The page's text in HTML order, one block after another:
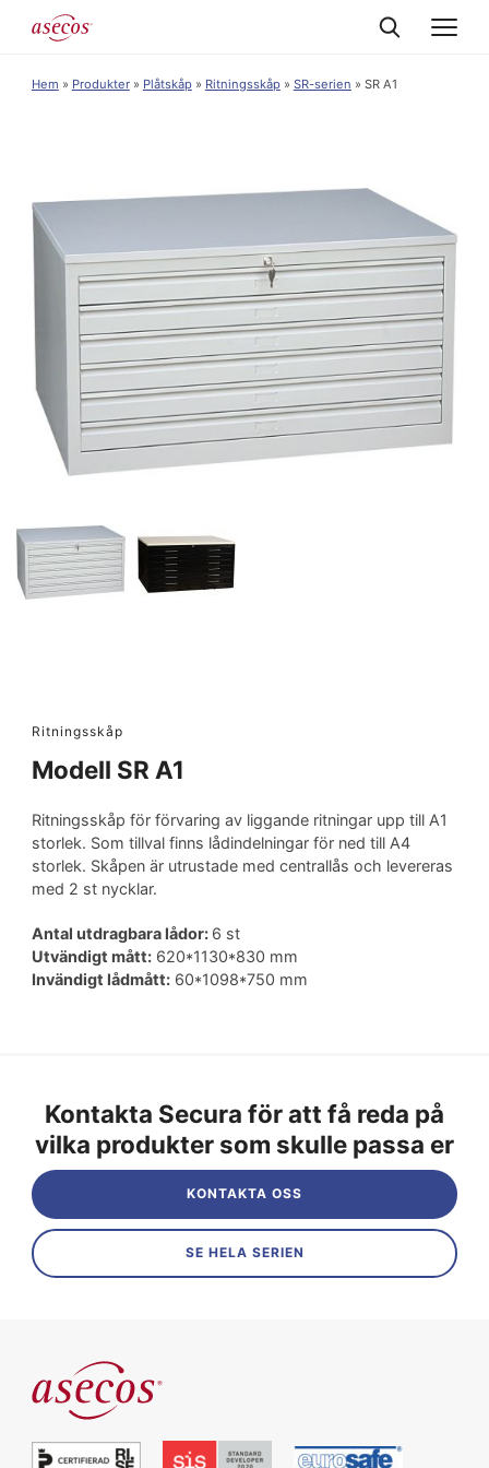
Hem » Produkter» Plåtskåp» Ritningsskåp» SR-serien » SR A1
Ritningsskåp
Modell SR A1
Ritningsskåp för förvaring av liggande ritningar upp till A1
storlek. Som tillval finns lådindelningar för ned till A4
storlek. Skåpen är utrustade med centrallås och levereras
med 2 st nycklar.
Antal utdragbara lådor: 6 st
Utvändigt mått:620*1130*830 mm
Invändigt lådmått:60*1098*750 mm
Kontakta Secura för att få reda på
vilka produkter som skulle passa er
KONTAKTA OSS
SE HELA SERIEN